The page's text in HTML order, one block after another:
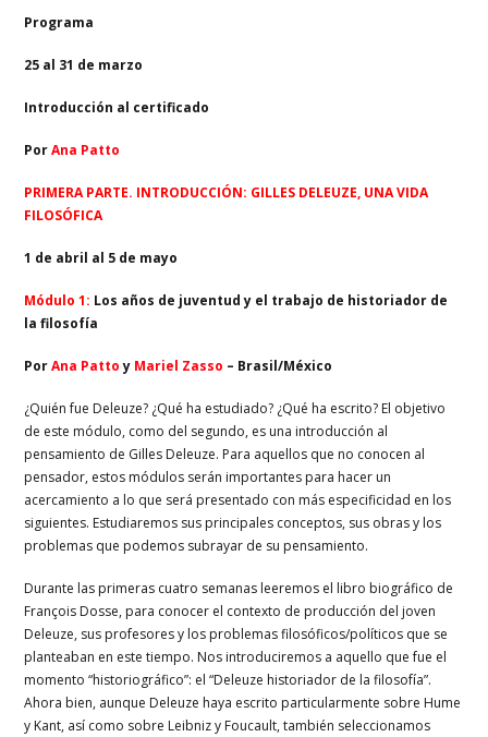
Programa
25 al 31 de marzo
Introducción al certificado
PorAna Patto
PRIMERA PARTE. INTRODUCCIÓN: GILLES DELEUZE, UNA VIDA
FILOSÓFICA
1 de abril al 5 de mayo
Módulo 1: Los años de juventud y el trabajo de historiador de
la filosofía
PorAna Pattoy Mariel Zasso – Brasil/México
¿Quién fue Deleuze? ¿Qué ha estudiado? ¿Qué ha escrito? El objetivo
de este módulo, como del segundo, es una introducción al
pensamiento de Gilles Deleuze. Para aquellos que no conocen al
pensador, estos módulos serán importantes para hacer un
acercamiento a lo que será presentado con más especificidad en los
siguientes. Estudiaremos sus principales conceptos, sus obras y los
problemas que podemos subrayar de su pensamiento.
Durante las primeras cuatro semanas leeremos el libro biográfico de
François Dosse, para conocer el contexto de producción del joven
Deleuze, sus profesores y los problemas filosóficos/políticos que se
planteaban en este tiempo. Nos introduciremos a aquello que fue el
momento “historiográfico”: el “Deleuze historiador de la filosofía”.
Ahora bien, aunque Deleuze haya escrito particularmente sobre Hume
y Kant, así como sobre Leibniz y Foucault, también seleccionamos